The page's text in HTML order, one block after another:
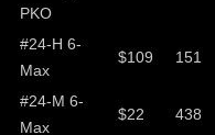
PKO
#24-H 6-
Max
$109 151
#24-M 6-
Max
$22 438